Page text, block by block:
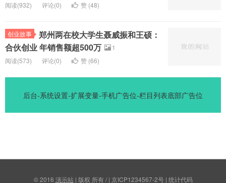
阅读(932) 评论(0) 赞 (48)
创业故事
郑州两在校大学生聂威振和王硕：
合伙创业 年销售额超500万
1
阅读(573) 评论(0) 赞 (66)
后台-系统设置-扩展变量-手机广告位-栏目列表底部广告位
© 2016 演示站| 版权 所有 / | 京ICP1234567-2号 | 统计代码